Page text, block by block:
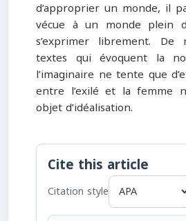
d’approprier un monde, il
vécue à un monde plein
s’exprimer librement. De
textes qui évoquent la
l’imaginaire ne tente que
entre l’exilé et la femme
objet d’idéalisation.
Cite this article
Citation style